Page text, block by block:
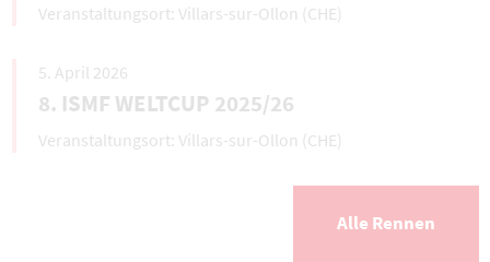
Villars-sur-Ollon (CHE)
5. April 2026
8. ISMF WELTCUP 2025/26
Villars-sur-Ollon (CHE)
Alle Rennen